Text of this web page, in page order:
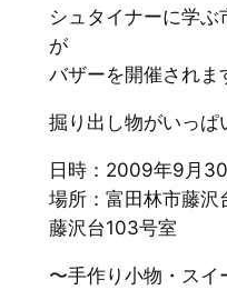
シュタイナーに学
が
バザーを開催されま
掘り出し物がいっぱ
日時：2009年9月
場所：富田林市藤
藤沢台103号室
〜手作り小物・スイ